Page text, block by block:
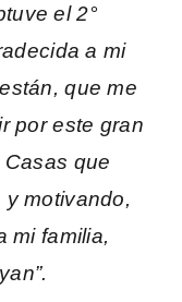
el 2°
a mi
que me
por este gran
que
motivando,
mi familia,